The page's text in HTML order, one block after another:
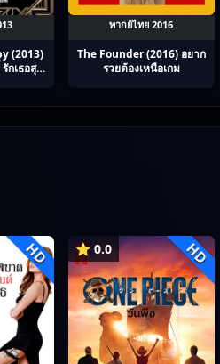
(2013)
กเธอสุด
พากย์ไทย 2016
The Founder (2016) อยาก
รวยต้องเหนือเกม
HD ⭐ 0.0 HD